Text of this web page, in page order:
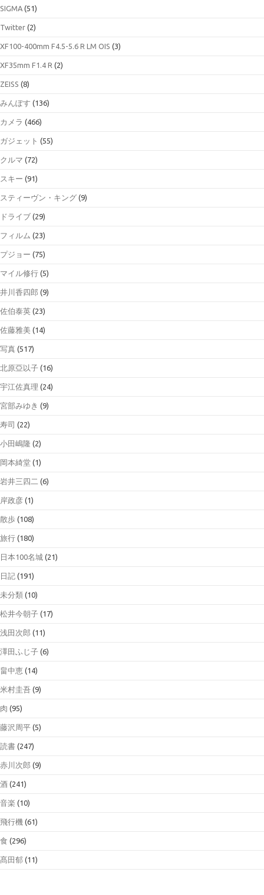
SIGMA (51)
Twitter (2)
XF100-400mm F4.5-5.6 R LM OIS (3)
XF35mm F1.4 R (2)
ZEISS (8)
みんぽす (136)
カメラ (466)
ガジェット (55)
クルマ (72)
スキー (91)
スティーヴン・キング (9)
ドライブ (29)
フィルム (23)
プジョー (75)
マイル修行 (5)
井川香四郎 (9)
佐伯泰英 (23)
佐藤雅美 (14)
写真 (517)
北原亞以子 (16)
宇江佐真理 (24)
宮部みゆき (9)
寿司 (22)
小田嶋隆 (2)
岡本綺堂 (1)
岩井三四二 (6)
岸政彦 (1)
散歩 (108)
旅行 (180)
日本100名城 (21)
日記 (191)
未分類 (10)
松井今朝子 (17)
浅田次郎 (11)
澤田ふじ子 (6)
畠中恵 (14)
米村圭吾 (9)
肉 (95)
藤沢周平 (5)
読書 (247)
赤川次郎 (9)
酒 (241)
音楽 (10)
飛行機 (61)
食 (296)
髙田郁 (11)